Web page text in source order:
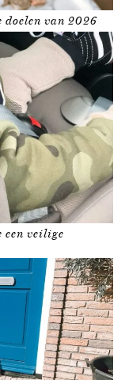
doelen van 2026
een veilige